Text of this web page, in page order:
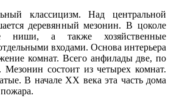
классицизм. Над центральной
деревянный мезонин. В цоколе
ниши, а также хозяйственные
входами. Основа интерьера
комнат. Всего анфилады две, по
состоит из четырех комнат.
В начале XX века эта часть дома